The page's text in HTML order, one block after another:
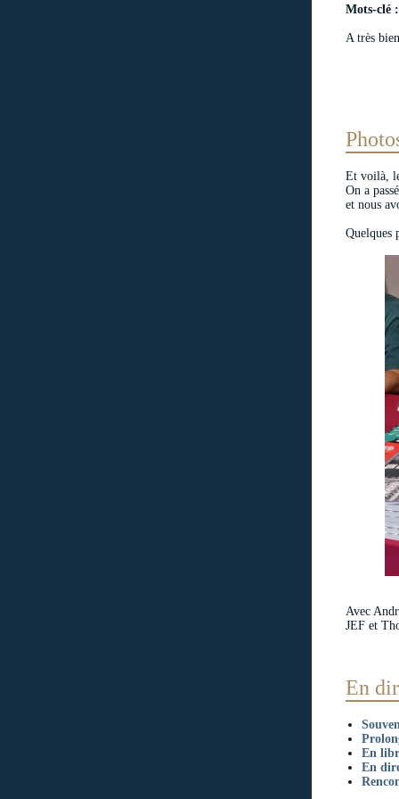
Mots-clé :
A très
Et voilà,
On a
et nous
Quelques
Avec
JEF et
En
En
En